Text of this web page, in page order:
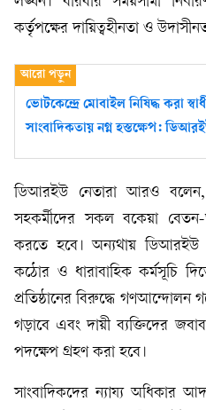
কর্তৃপক্ষের দায়িত্বহীনতা ও
ভোটকেন্দ্রে মোবাইল নিষিদ্ধ করা
সাংবাদিকতায় নগ্ন হস্তক্ষেপ:
ডিআরইউ নেতারা আরও
সহকর্মীদের সকল বকেয়া
করতে হবে। অন্যথায় ডিআরইউ
কঠোর ও ধারাবাহিক কর্মসূচি
প্রতিষ্ঠানের বিরুদ্ধে গণআন্দোলন
গড়াবে এবং দায়ী ব্যক্তিদের
পদক্ষেপ গ্রহণ করা হবে।
সাংবাদিকদের ন্যায্য